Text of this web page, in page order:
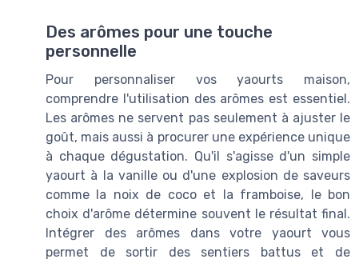
Des arômes pour une touche
personnelle
Pour personnaliser vos yaourts maison,
comprendre l'utilisation des arômes est essentiel.
Les arômes ne servent pas seulement à ajuster le
goût, mais aussi à procurer une expérience unique
à chaque dégustation. Qu'il s'agisse d'un simple
yaourt à la vanille ou d'une explosion de saveurs
comme la noix de coco et la framboise, le bon
choix d'arôme détermine souvent le résultat final.
Intégrer des arômes dans votre yaourt vous
permet de sortir des sentiers battus et de